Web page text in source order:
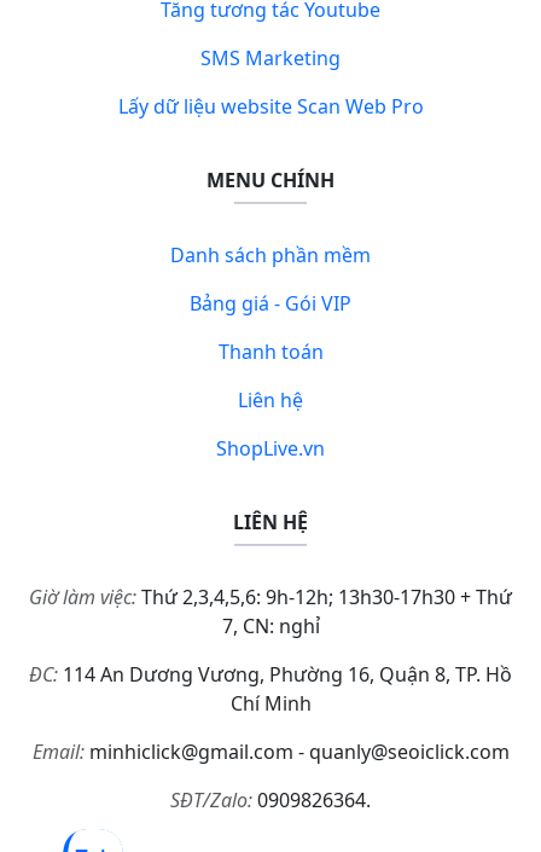
Tăng tương tác Youtube
SMS Marketing
Lấy dữ liệu website Scan Web Pro
MENU CHÍNH
Danh sách phần mềm
Bảng giá - Gói VIP
Thanh toán
Liên hệ
ShopLive.vn
LIÊN HỆ
Giờ làm việc:Thứ 2,3,4,5,6: 9h-12h; 13h30-17h30 + Thứ
7, CN: nghỉ
ĐC: 114 An Dương Vương, Phường 16, Quận 8, TP. Hồ
Chí Minh
Email:minhiclick@gmail.com - quanly@seoiclick.com
SĐT/Zalo:0909826364.